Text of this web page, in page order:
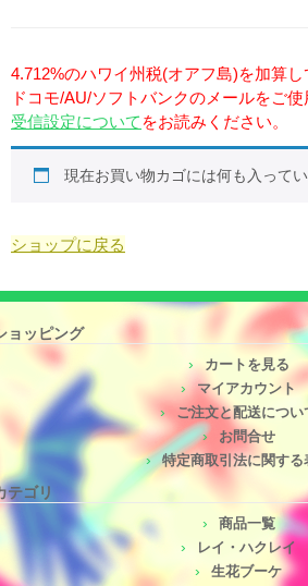
4.712%のハワイ州税(オアフ島)を加算し
ドコモ/AU/ソフトバンクのメールをご
受信設定について をお読みください。
現在お買い物カゴには何も入ってい
ショップに戻る
ョッピング
カートを見る
マイアカウント
ご注文と配送につい
お問合せ
特定商取引法に関する
テゴリ
商品一覧
レイ・ハクレイ
生花ブーケ